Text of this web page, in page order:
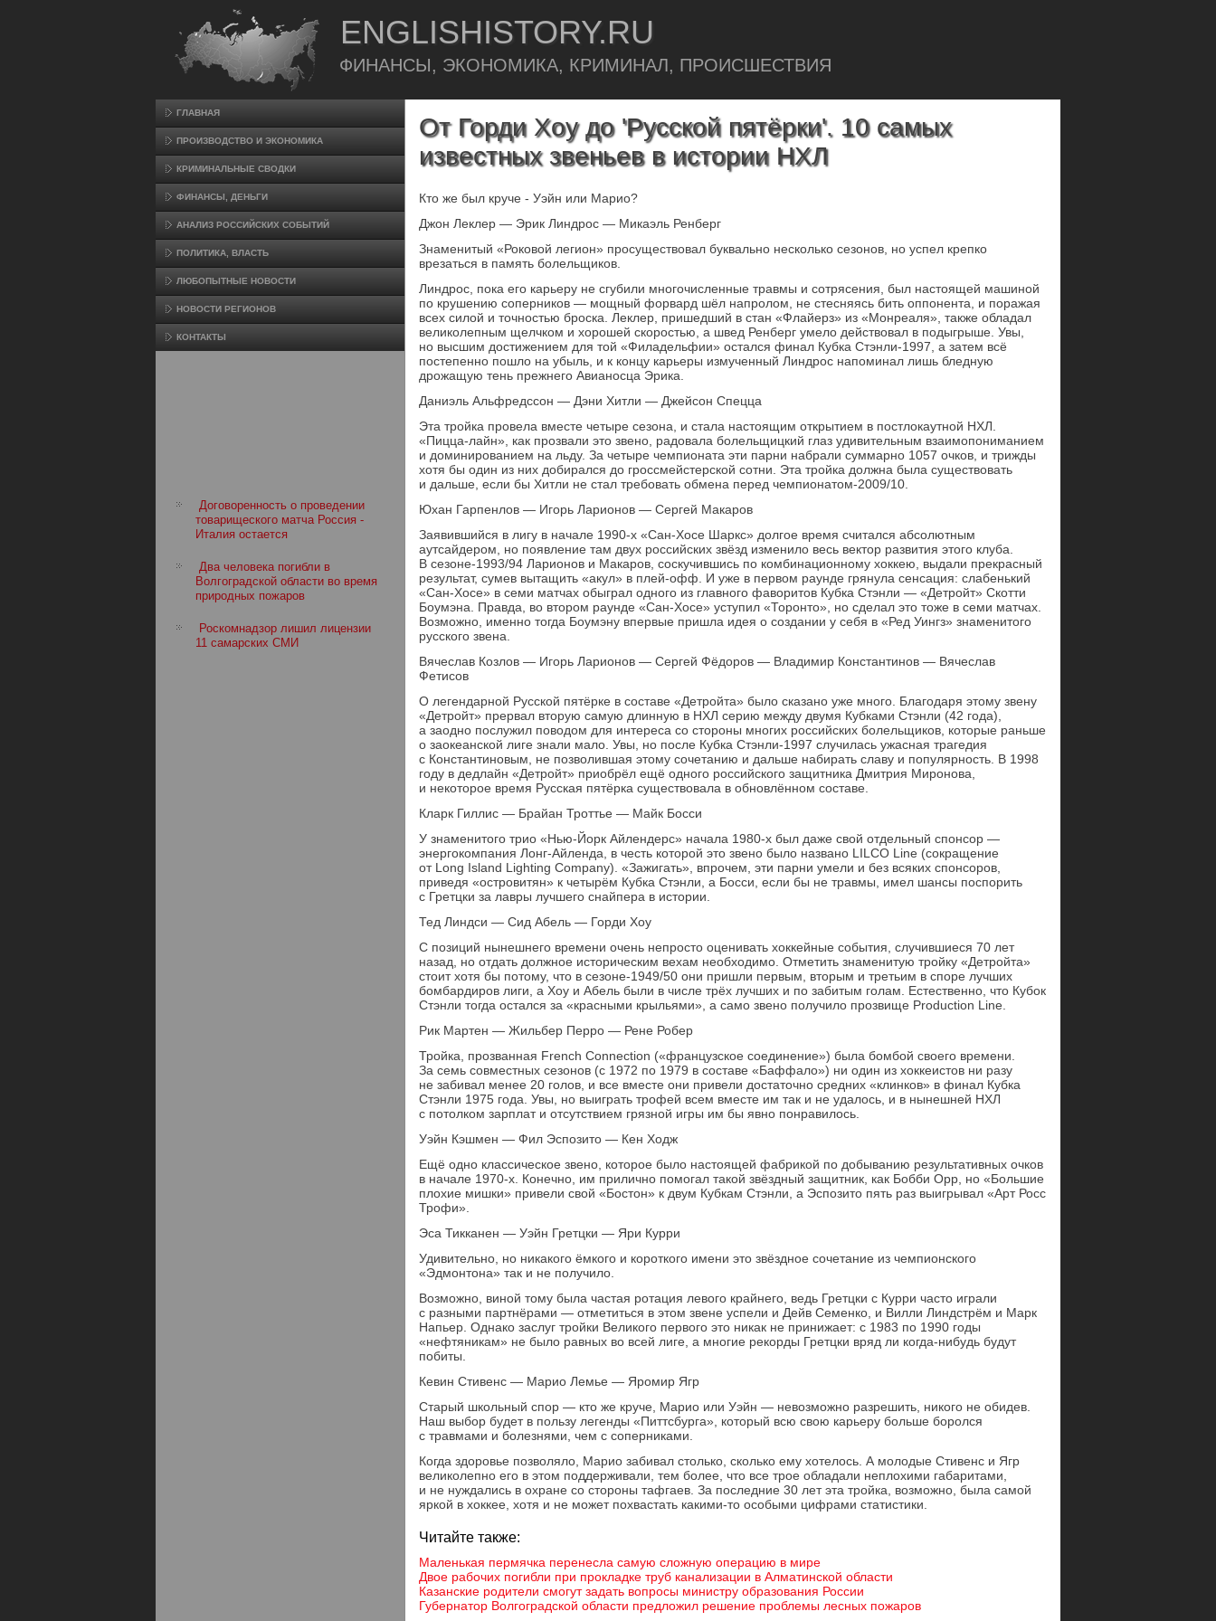
ENGLISHISTORY.RU
ФИНАНСЫ, ЭКОНОМИКА, КРИМИНАЛ, ПРОИСШЕСТВИЯ
ГЛАВНАЯ
ПРОИЗВΟДСТВО И ЭКОНОМИКА
КРИМИНАЛЬНЫЕ СВОДКИ
ФИНАНСЫ, ДЕНЬГИ
АНАЛИЗ РОССИЙСКИХ СОБЫТИЙ
ПОЛИТИКА, ВЛАСТЬ
ЛЮБОПЫТНЫЕ НОВОСТИ
НОВОСТИ РЕГИОНОВ
КОНТАКТЫ
Договоренность о проведении
товарищеского матча Россия -
Италия остается
Два человека погибли в
Волгоградской области во время
природных пожаров
Роскомнадзор лишил лицензии
11 самарских СМИ
От Горди Хоу до 'Русской пятёрки'. 10 самых
известных звеньев в истории НХЛ
Кто же был круче - Уэйн или Марио?
Джон Леклер — Эрик Линдрос — Микаэль Ренберг
Знаменитый «Роковой легион» просуществовал буквально несколько сезонов, но успел крепко
врезаться в память болельщиков.
Линдрос, пока его карьеру не сгубили многочисленные травмы и сотрясения, был настоящей машиной
по крушению соперников — мощный форвард шёл напролом, не стесняясь бить оппонента, и поражая
всех силой и точностью броска. Леклер, пришедший в стан «Флайерз» из «Монреаля», также обладал
великолепным щелчком и хорошей скоростью, а швед Ренберг умело действовал в подыгрыше. Увы,
но высшим достижением для той «Филадельфии» остался финал Кубка Стэнли-1997, а затем всё
постепенно пошло на убыль, и к концу карьеры измученный Линдрос напоминал лишь бледную
дрожащую тень прежнего Авианосца Эрика.
Даниэль Альфредссон — Дэни Хитли — Джейсон Спецца
Эта тройка провела вместе четыре сезона, и стала настоящим открытием в постлокаутной НХЛ.
«Пицца-лайн», как прозвали это звено, радовала болельщицкий глаз удивительным взаимопониманием
и доминированием на льду. За четыре чемпионата эти парни набрали суммарно 1057 очков, и трижды
хотя бы один из них добирался до гроссмейстерской сотни. Эта тройка должна была существовать
и дальше, если бы Хитли не стал требовать обмена перед чемпионатом-2009/10.
Юхан Гарпенлов — Игорь Ларионов — Сергей Макаров
Заявившийся в лигу в начале 1990-х «Сан-Хосе Шаркс» долгое время считался абсолютным
аутсайдером, но появление там двух российских звёзд изменило весь вектор развития этого клуба.
В сезоне-1993/94 Ларионов и Макаров, соскучившись по комбинационному хоккею, выдали прекрасный
результат, сумев вытащить «акул» в плей-офф. И уже в первом раунде грянула сенсация: слабенький
«Сан-Хосе» в семи матчах обыграл одного из главного фаворитов Кубка Стэнли — «Детройт» Скотти
Боумэна. Правда, во втором раунде «Сан-Хосе» уступил «Торонто», но сделал это тоже в семи матчах.
Возможно, именно тогда Боумэну впервые пришла идея о создании у себя в «Ред Уингз» знаменитого
русского звена.
Вячеслав Козлов — Игорь Ларионов — Сергей Фёдоров — Владимир Константинов — Вячеслав
Фетисов
О легендарной Русской пятёрке в составе «Детройта» было сказано уже много. Благодаря этому звену
«Детройт» прервал вторую самую длинную в НХЛ серию между двумя Кубками Стэнли (42 года),
а заодно послужил поводом для интереса со стороны многих российских болельщиков, которые раньше
о заокеанской лиге знали мало. Увы, но после Кубка Стэнли-1997 случилась ужасная трагедия
с Константиновым, не позволившая этому сочетанию и дальше набирать славу и популярность. В 1998
году в дедлайн «Детройт» приобрёл ещё одного российского защитника Дмитрия Миронова,
и некоторое время Русская пятёрка существовала в обновлённом составе.
Кларк Гиллис — Брайан Троттье — Майк Босси
У знаменитого трио «Нью-Йорк Айлендерс» начала 1980-х был даже свой отдельный спонсор —
энергокомпания Лонг-Айленда, в честь которой это звено было названо LILCO Line (сокращение
от Long Island Lighting Company). «Зажигать», впрочем, эти парни умели и без всяких спонсоров,
приведя «островитян» к четырём Кубка Стэнли, а Босси, если бы не травмы, имел шансы поспорить
с Гретцки за лавры лучшего снайпера в истории.
Тед Линдси — Сид Абель — Горди Хоу
С позиций нынешнего времени очень непросто оценивать хоккейные события, случившиеся 70 лет
назад, но отдать должное историческим вехам необходимо. Отметить знаменитую тройку «Детройта»
стоит хотя бы потому, что в сезоне-1949/50 они пришли первым, вторым и третьим в споре лучших
бомбардиров лиги, а Хоу и Абель были в числе трёх лучших и по забитым голам. Естественно, что Кубок
Стэнли тогда остался за «красными крыльями», а само звено получило прозвище Production Line.
Рик Мартен — Жильбер Перро — Рене Робер
Тройка, прозванная French Connection («французское соединение») была бомбой своего времени.
За семь совместных сезонов (с 1972 по 1979 в составе «Баффало») ни один из хоккеистов ни разу
не забивал менее 20 голов, и все вместе они привели достаточно средних «клинков» в финал Кубка
Стэнли 1975 года. Увы, но выиграть трофей всем вместе им так и не удалось, и в нынешней НХЛ
с потолком зарплат и отсутствием грязной игры им бы явно понравилось.
Уэйн Кэшмен — Фил Эспозито — Кен Ходж
Ещё одно классическое звено, которое было настоящей фабрикой по добыванию результативных очков
в начале 1970-х. Конечно, им прилично помогал такой звёздный защитник, как Бобби Орр, но «Большие
плохие мишки» привели свой «Бостон» к двум Кубкам Стэнли, а Эспозито пять раз выигрывал «Арт Росс
Трофи».
Эса Тикканен — Уэйн Гретцки — Яри Курри
Удивительно, но никакого ёмкого и короткого имени это звёздное сочетание из чемпионского
«Эдмонтона» так и не получило.
Возможно, виной тому была частая ротация левого крайнего, ведь Гретцки с Курри часто играли
с разными партнёрами — отметиться в этом звене успели и Дейв Семенко, и Вилли Линдстрём и Марк
Напьер. Однако заслуг тройки Великого первого это никак не принижает: с 1983 по 1990 годы
«нефтяникам» не было равных во всей лиге, а многие рекорды Гретцки вряд ли когда-нибудь будут
побиты.
Кевин Стивенс — Марио Лемье — Яромир Ягр
Старый школьный спор — кто же круче, Марио или Уэйн — невозможно разрешить, никого не обидев.
Наш выбор будет в пользу легенды «Питтсбурга», который всю свою карьеру больше боролся
с травмами и болезнями, чем с соперниками.
Когда здоровье позволяло, Марио забивал столько, сколько ему хотелось. А молодые Стивенс и Ягр
великолепно его в этом поддерживали, тем более, что все трое обладали неплохими габаритами,
и не нуждались в охране со стороны тафгаев. За последние 30 лет эта тройка, возможно, была самой
яркой в хоккее, хотя и не может похвастать какими-то особыми цифрами статистики.
Читайте также:
Маленькая пермячка перенесла самую сложную операцию в мире
Двое рабочих погибли при прокладке труб канализации в Алматинской области
Казанские родители смогут задать вопросы министру образования России
Губернатор Волгоградской области предложил решение проблемы лесных пожаров